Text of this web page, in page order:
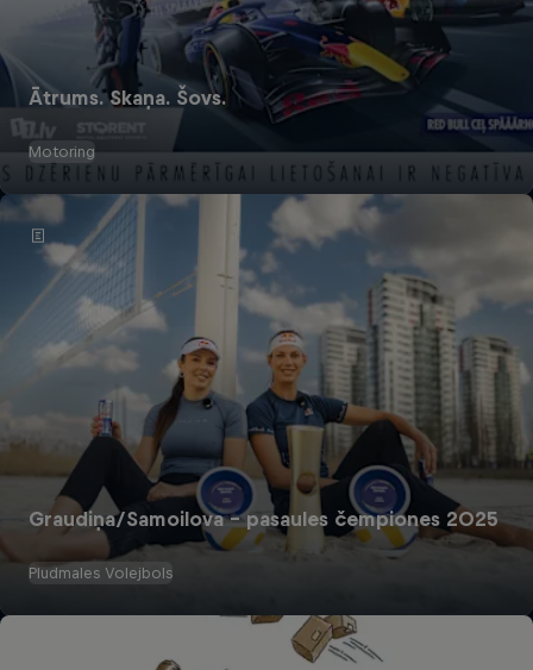
Ātrums. Skaņa. Šovs.
Motoring
Graudiņa/Samoilova – pasaules čempiones 2025
Pludmales Volejbols